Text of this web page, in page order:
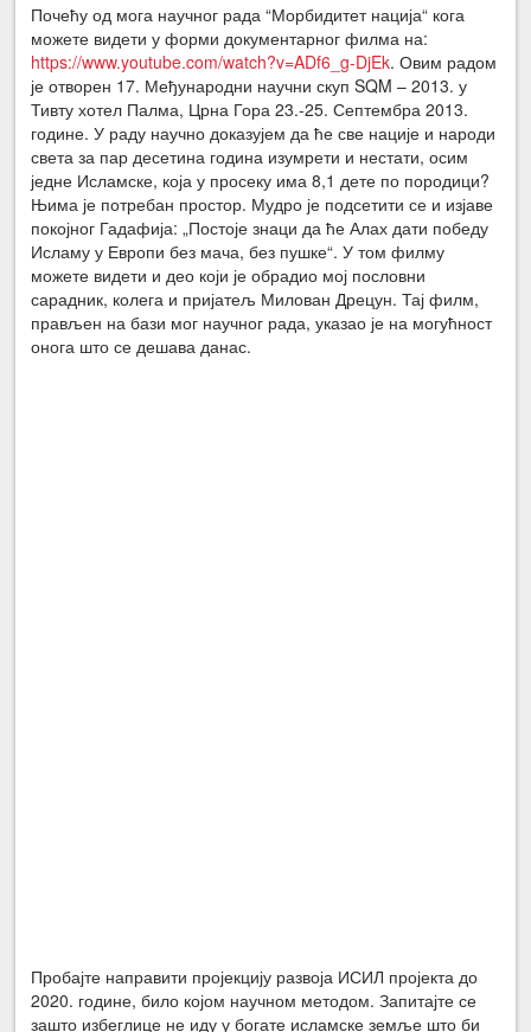
Почећу од мога научног рада “Морбидитет нација“ кога
можете видети у форми документарног филма на:
https://www.youtube.com/watch?v=ADf6_g-DjEk. Овим радом
је отворен 17. Међународни научни скуп SQM – 2013. у
Тивту хотел Палма, Црна Гора 23.-25. Септембра 2013.
године. У раду научно доказујем да ће све нације и народи
света за пар десетина година изумрети и нестати, осим
једне Исламске, која у просеку има 8,1 дете по породици?
Њима је потребан простор. Мудро је подсетити се и изјаве
покојног Гадафија: „Постоје знаци да ће Алах дати победу
Исламу у Европи без мача, без пушке“. У том филму
можете видети и део који је обрадио мој пословни
сарадник, колега и пријатељ Милован Дрецун. Тај филм,
прављен на бази мог научног рада, указао је на могућност
онога што се дешава данас.
Пробајте направити пројекцију развоја ИСИЛ пројекта до
2020. године, било којом научном методом. Запитајте се
зашто избеглице не иду у богате исламске земље што би